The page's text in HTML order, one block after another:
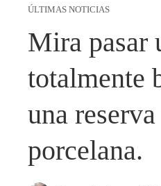
ÚLTIMAS NOTICIAS
Mira pasar
totalmente
una
porcelana.